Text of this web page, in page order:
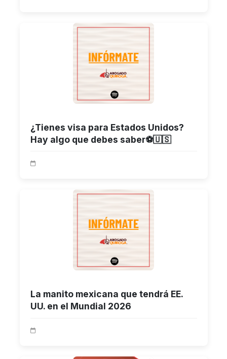
¿Tienes visa para Estados Unidos?
Hay algo que debes saber⚽🇺🇸
La manito mexicana que tendrá EE.
UU. en el Mundial 2026